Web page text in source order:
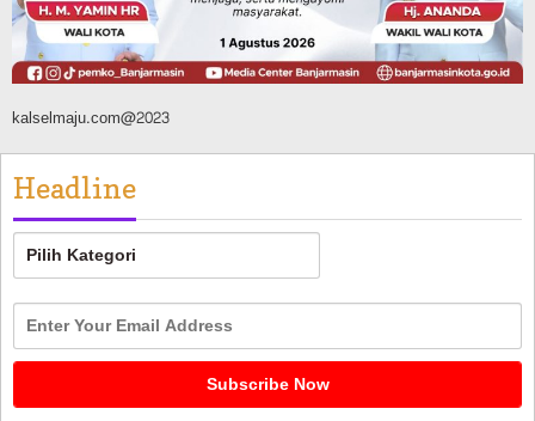
kalselmaju.com@2023
Headline
Headline